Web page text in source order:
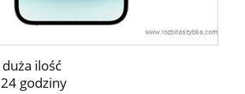
duża ilość
24 godziny